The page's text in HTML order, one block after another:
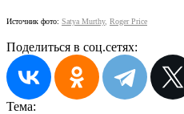
Источник фото: Satya Murthy, Roger Price
Поделиться в соц.сетях:
Тема: